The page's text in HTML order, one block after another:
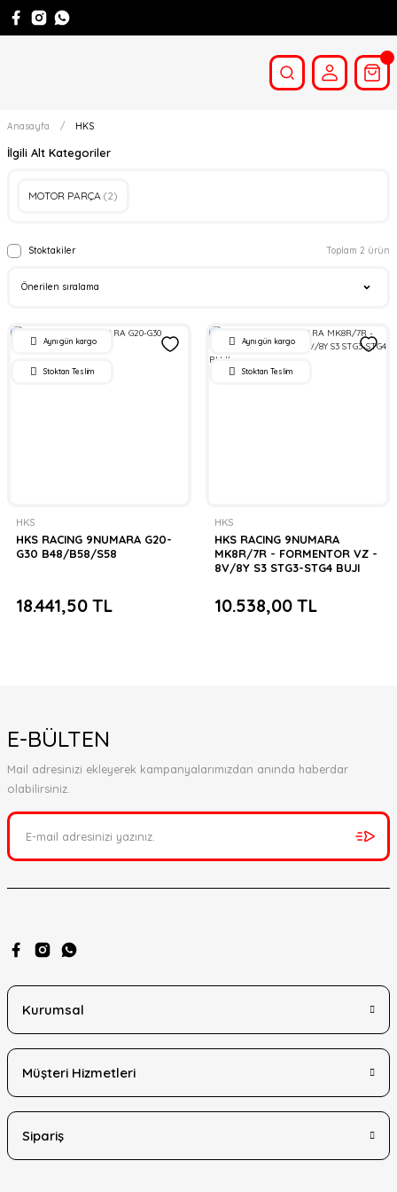
Anasayfa HKS
İlgili Alt Kategoriler
MOTOR PARÇA (2)
Stoktakiler Toplam 2 ürün
Aynı gün kargo
Stoktan Teslim
HKS
HKS RACING 9NUMARA G20-
G30 B48/B58/S58
18.441,50 TL
Aynı gün kargo
Stoktan Teslim
HKS
HKS RACING 9NUMARA
MK8R/7R - FORMENTOR VZ -
8V/8Y S3 STG3-STG4 BUJI
10.538,00 TL
E-BÜLTEN
Mail adresinizi ekleyerek kampanyalarımızdan anında haberdar
olabilirsiniz.
Kurumsal
Müşteri Hizmetleri
Sipariş